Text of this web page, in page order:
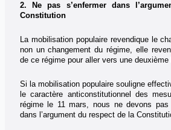
2. Ne pas s’enfermer dans
Constitution
La mobilisation populaire revendique le
non un changement du régime, elle
de ce régime pour aller vers une deuxième
Si la mobilisation populaire souligne
le caractère anticonstitutionnel des
régime le 11 mars, nous ne devons pas
dans l’argument du respect de la